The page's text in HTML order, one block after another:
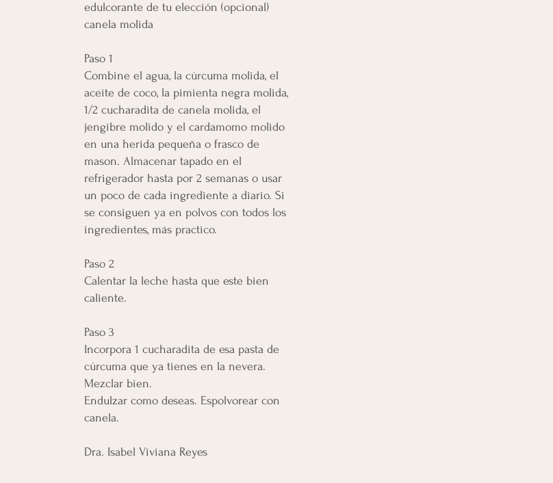
edulcorante de tu elección (opcional)
canela molida
Paso 1
Combine el agua, la cúrcuma molida, el
aceite de coco, la pimienta negra molida,
1/2 cucharadita de canela molida, el
jengibre molido y el cardamomo molido
en una herida pequeña o frasco de
mason. Almacenar tapado en el
refrigerador hasta por 2 semanas o usar
un poco de cada ingrediente a diario. Si
se consiguen ya en polvos con todos los
ingredientes, más practico.
Paso 2
Calentar la leche hasta que este bien
caliente.
Paso 3
Incorpora 1 cucharadita de esa pasta de
cúrcuma que ya tienes en la nevera.
Mezclar bien.
Endulzar como deseas. Espolvorear con
canela.
Dra. Isabel Viviana Reyes